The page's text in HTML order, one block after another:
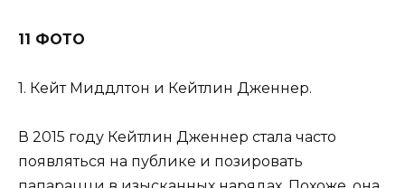
11 ФОТО
1. Кейт Миддлтон и Кейтлин Дженнер.
В 2015 году Кейтлин Дженнер стала часто
появляться на публике и позировать